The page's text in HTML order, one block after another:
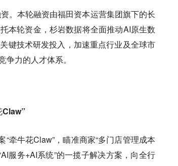
。本轮融资由福田资本运营集团旗下的长
本轮资金，杉岩数据将全面推动AI原生数
键技术研发投入，加速重点行业及全球市
力的人才体系。
牵牛花Claw”，瞄准商家“多门店管理成本
服务+AI系统”的一揽子解决方案，向全行